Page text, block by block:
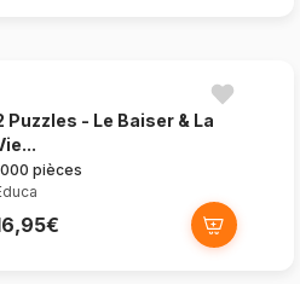
Puzzles - Le Baiser & La
pièces